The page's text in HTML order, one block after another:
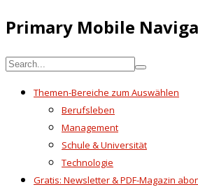
Primary Mobile
Themen-Bereiche zum Auswählen
Berufsleben
Management
Schule & Universität
Technologie
Gratis: Newsletter & PDF-Magazin